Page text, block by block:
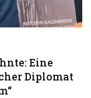
Eine
Diplomat